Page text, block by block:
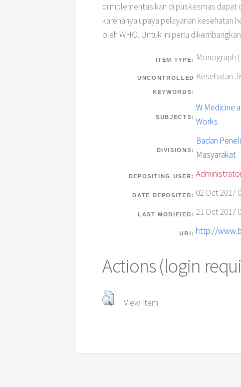
diimplementasikan di puskesmas
karenanya upaya pelayanan kesehatan
oleh WHO. Untuk ini perlu
ITEM TYPE: Monograph
UNCONTROLLED
KEYWORDS:
Kesehatan
SUBJECTS:
W Medicine
Works
DIVISIONS:
Badan
Masyarakat
DEPOSITING USER:
DATE DEPOSITED: 02 Oct 2017
LAST MODIFIED: 21 Oct 2017
URI: http://
Actions (login
View Item